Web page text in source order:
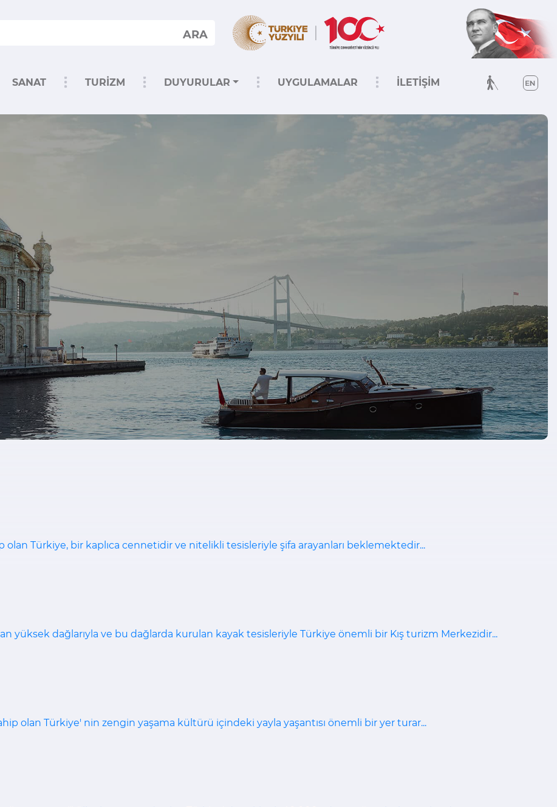
ARA
SANAT TURİZM DUYURULAR UYGULAMALAR İLETİŞİM
olan Türkiye, bir kaplıca cennetidir ve nitelikli tesisleriyle şifa arayanları beklemektedir...
yüksek dağlarıyla ve bu dağlarda kurulan kayak tesisleriyle Türkiye önemli bir Kış turizm Merkezidir...
olan Türkiye' nin zengin yaşama kültürü içindeki yayla yaşantısı önemli bir yer turar...